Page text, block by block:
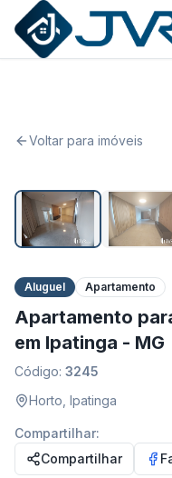
JVR Imóveis
Voltar para imóveis
Aluguel Apartamento
Apartamento
em Ipatinga - MG
Código: 3245
Horto Ipatinga
Compartilhar:
Compartilhar